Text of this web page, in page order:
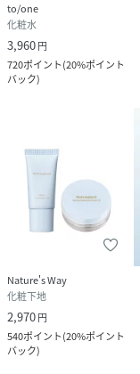
広告文責
to/one
化粧水
3,960円
720ポイント(20%ポイント
バック)
Nature's Way
化粧下地
2,970円
540ポイント(20%ポイント
バック)